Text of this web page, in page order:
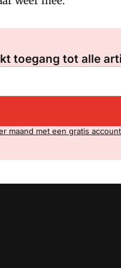
toegang tot alle
maand met een gratis account